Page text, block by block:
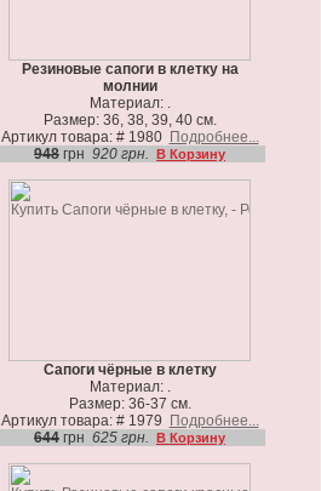
Резиновые сапоги в клетку на
молнии
Материал: .
Размер: 36, 38, 39, 40 см.
Артикул товара: # 1980 Подробнее...
948 грн 920 грн. В Корзину
Сапоги чёрные в клетку
Материал: .
Размер: 36-37 см.
Артикул товара: # 1979
Подробнее...
644 грн 625 грн. В Корзину